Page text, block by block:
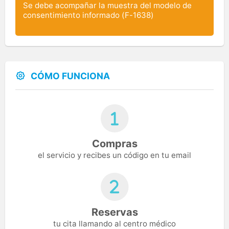
Se debe acompañar la muestra del modelo de
consentimiento informado (F-1638)
CÓMO FUNCIONA
Compras
el servicio y recibes un código en tu email
Reservas
tu cita llamando al centro médico